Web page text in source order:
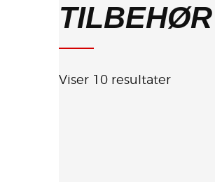
TILBEHØR
Viser 10 resultater